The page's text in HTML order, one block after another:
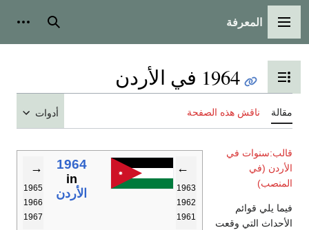
القائمة الرئيسية
المعرفة بحث
تبديل عرض جدول المحتويات
1964 في الأردن
مقالة ناقش هذه الصفحة أدوات
←
1963
1962
1961
1964
in
الأردن
→
1965
1966
1967
قالب:سنوات في
الأردن (في
المنصب)
فيما يلي قوائم
الأحداث التي وقعت